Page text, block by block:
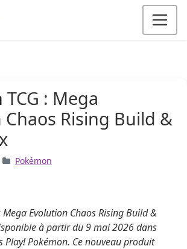
: Mega
Rising Build &
Pokémon
Mega Evolution Chaos Rising Build &
à partir du 9 mai 2026 dans
Play! Pokémon. Ce nouveau produit